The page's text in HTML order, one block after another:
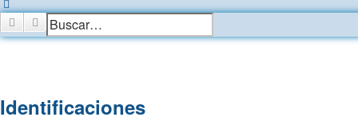
BuscarBúsqueda avanzada
Identificaciones